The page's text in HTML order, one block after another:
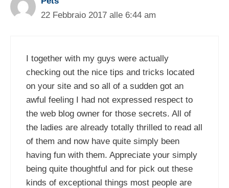
22 Febbraio 2017 alle 6:44 am
I together with my guys were actually
checking out the nice tips and tricks located
on your site and so all of a sudden got an
awful feeling I had not expressed respect to
the web blog owner for those secrets. All of
the ladies are already totally thrilled to read all
of them and now have quite simply been
having fun with them. Appreciate your simply
being quite thoughtful and for pick out these
kinds of exceptional things most people are